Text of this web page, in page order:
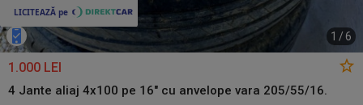
1 / 6
1.000 LEI
4 Jante aliaj 4x100 pe 16" cu anvelope vara 205/55/16.